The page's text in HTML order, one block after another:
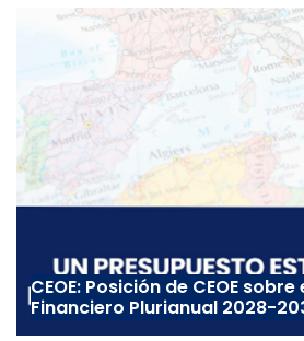
CEOE: Posición de CEOE
Financiero Plurianual 2028-